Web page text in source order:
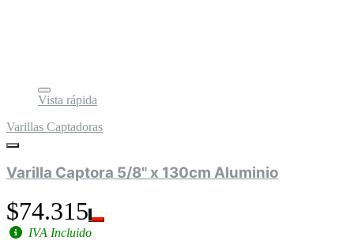
Vista rápida
Varillas Captadoras
Varilla Captora 5/8" x 130cm Aluminio
$74.315
IVA Incluido